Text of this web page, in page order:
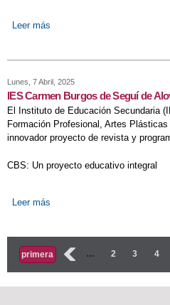
Leer más
Lunes, 7 Abril, 2025
IES Carmen Burgos de Seguí de
El Instituto de Educación Secundaria
Formación Profesional, Artes
innovador proyecto de revista y
CBS: Un proyecto educativo integral
Leer más
Páginas
primera ‹ … 2 3 4